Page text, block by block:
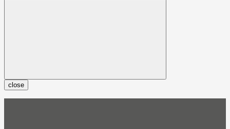
close